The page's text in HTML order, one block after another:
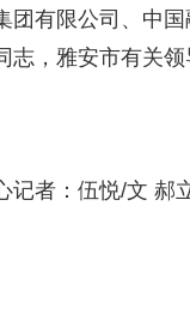
团有限公司、中
志，雅安市有关
记者：伍悦/文 郝